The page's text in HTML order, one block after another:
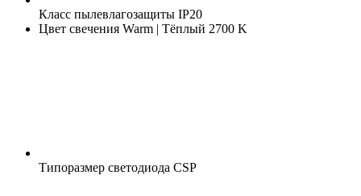
Класс пылевлагозащиты IP20
Цвет свечения Warm | Тёплый 2700 K
Типоразмер светодиода CSP